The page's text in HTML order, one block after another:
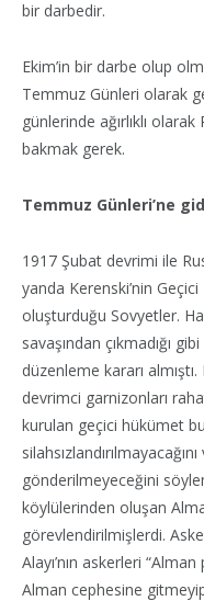
bir darbedir.
Ekim’in bir darbe olup
Temmuz Günleri olarak
günlerinde ağırlıklı
bakmak gerek.
Temmuz Günleri’ne
1917 Şubat devrimi ile
yanda Kerenski’nin
oluşturduğu Sovyetler.
savaşından çıkmadığı
düzenleme kararı
devrimci garnizonları
kurulan geçici hükümet
gönderilmeyeceğini
köylülerinden oluşan
görevlendirilmişlerdi.
Alayı’nın askerleri
Alman cephesine